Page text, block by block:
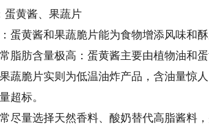
黄酱、果蔬片
黄酱和果蔬脆片能为食物增添风味和酥
脂肪含量极高：蛋黄酱主要由植物油和
蔬脆片实则为低温油炸产品，含油量惊
超标。
量选择天然香料、酸奶替代高脂酱料，